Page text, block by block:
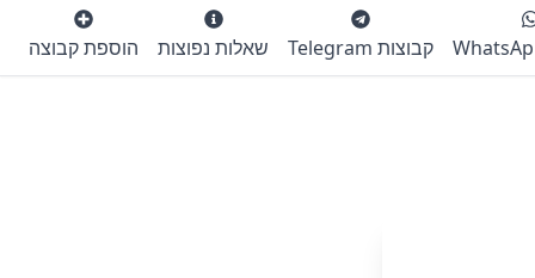
קבוצות Telegram שאלות נפוצות הוספת קבוצה